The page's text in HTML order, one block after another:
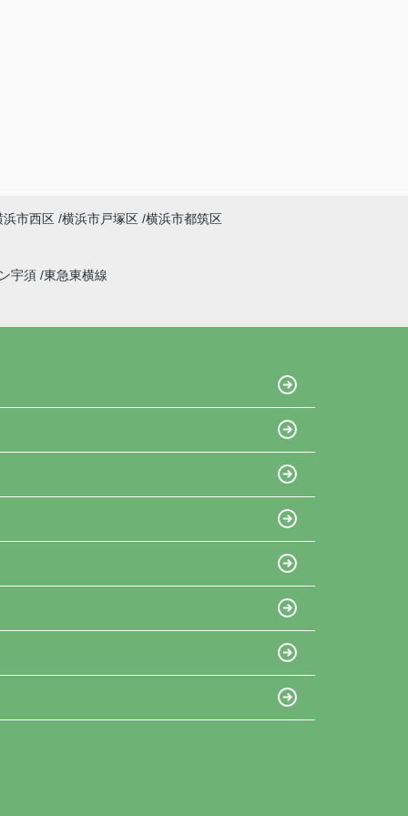
浜市西区 横浜市戸塚区 横浜市都筑区
宇須 東急東横線